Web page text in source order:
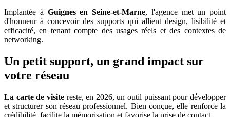
Implantée à Guignes en Seine-et-Marne, l'agence met un point
d'honneur à concevoir des supports qui allient design, lisibilité et
efficacité, en tenant compte des usages réels et des contextes de
networking.
Un petit support, un grand impact sur
votre réseau
La carte de visitereste, en 2026, un outil puissant pour développer
et structurer son réseau professionnel. Bien conçue, elle renforce la